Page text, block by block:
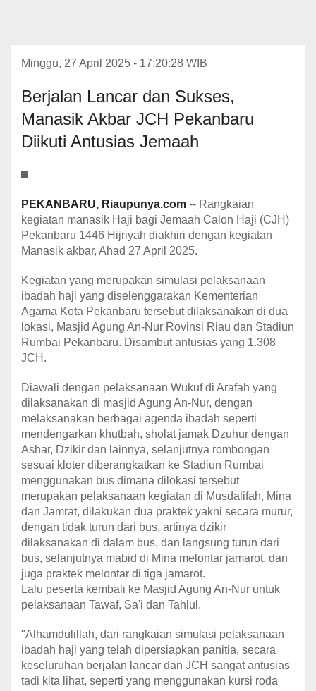
Minggu, 27 April 2025 - 17:20:28 WIB
Berjalan Lancar dan Sukses,
Manasik Akbar JCH Pekanbaru
Diikuti Antusias Jemaah
PEKANBARU, Riaupunya.com -- Rangkaian
kegiatan manasik Haji bagi Jemaah Calon Haji (CJH)
Pekanbaru 1446 Hijriyah diakhiri dengan kegiatan
Manasik akbar, Ahad 27 April 2025.
Kegiatan yang merupakan simulasi pelaksanaan
ibadah haji yang diselenggarakan Kementerian
Agama Kota Pekanbaru tersebut dilaksanakan di dua
lokasi, Masjid Agung An-Nur Rovinsi Riau dan Stadiun
Rumbai Pekanbaru. Disambut antusias yang 1.308
JCH.
Diawali dengan pelaksanaan Wukuf di Arafah yang
dilaksanakan di masjid Agung An-Nur, dengan
melaksanakan berbagai agenda ibadah seperti
mendengarkan khutbah, sholat jamak Dzuhur dengan
Ashar, Dzikir dan lainnya, selanjutnya rombongan
sesuai kloter diberangkatkan ke Stadiun Rumbai
menggunakan bus dimana dilokasi tersebut
merupakan pelaksanaan kegiatan di Musdalifah, Mina
dan Jamrat, dilakukan dua praktek yakni secara murur,
dengan tidak turun dari bus, artinya dzikir
dilaksanakan di dalam bus, dan langsung turun dari
bus, selanjutnya mabid di Mina melontar jamarot, dan
juga praktek melontar di tiga jamarot.
Lalu peserta kembali ke Masjid Agung An-Nur untuk
pelaksanaan Tawaf, Sa'i dan Tahlul.
"Alhamdulillah, dari rangkaian simulasi pelaksanaan
ibadah haji yang telah dipersiapkan panitia, secara
keseluruhan berjalan lancar dan JCH sangat antusias
tadi kita lihat, seperti yang menggunakan kursi roda